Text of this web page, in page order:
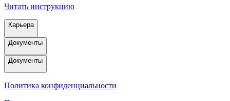
Читать инструкцию
Карьера
Документы
Документы
Политика конфиденциальности